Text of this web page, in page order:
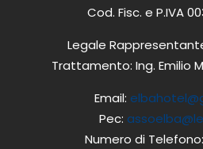
Cod. Fisc. e P.IVA
Legale
Trattamento: Ing. Emilio
Email:
Pec:
Numero di Telefono: